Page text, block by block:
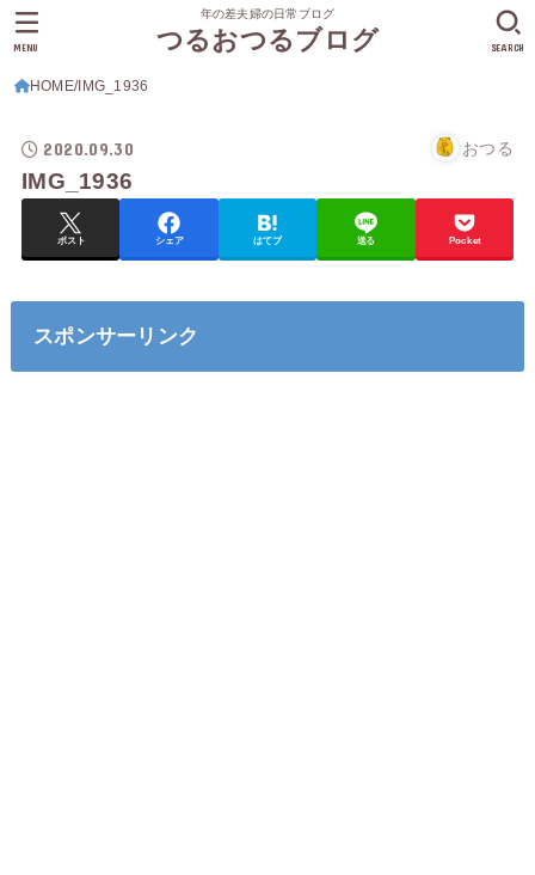
年の差夫婦の日常ブログ
つるおつるブログ SEARCH
MENU
HOME IMG_1936
2020.09.30 おつる
IMG_1936
ポスト シェア はてブ 送る Pocket
スポンサーリンク